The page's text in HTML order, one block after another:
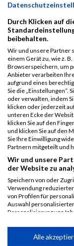
Durch Klicken auf
beibehalten.
Wir und unsere Partner
einem Gerät zu, wie z.
Browserspeichern, um
Anbieter verarbeiten
aufgrund eines
Sie die „Einstellungen“.
oder verwalten, indem
klicken oder jederzeit
unteren Ecke der
klicken Sie auf den
und klicken Sie auf den
Sie Ihre Einwilligung
Partnern mitgeteilt und
Wir und unsere
der Website zu
Speichern von oder
Verwendung
von Profilen für
Auswahl
Personalisierung von
Performance von
Kombinationen von
Alle